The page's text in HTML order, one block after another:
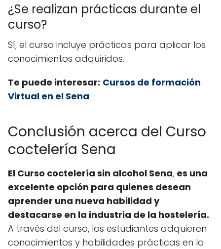
¿Se realizan prácticas durante el
curso?
Sí, el curso incluye prácticas para aplicar los
conocimientos adquiridos.
Te puede interesar: Cursos de formación
Virtual en el Sena
Conclusión acerca del Curso
coctelería Sena
El Curso coctelería sin alcohol Sena, es una
excelente opción para quienes desean
aprender una nueva habilidad y
destacarse en la industria de la hostelería.
A través del curso, los estudiantes adquieren
conocimientos y habilidades prácticas en la